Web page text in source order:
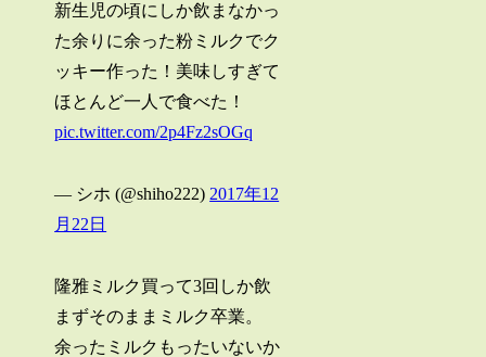
新生児の頃にしか飲まなかっ
た余りに余った粉ミルクでク
ッキー作った！美味しすぎて
ほとんど一人で食べた！
pic.twitter.com/2p4Fz2sOGq
— シホ (@shiho222) 2017年12
月22日
隆雅ミルク買って3回しか飲
まずそのままミルク卒業。
余ったミルクもったいないか